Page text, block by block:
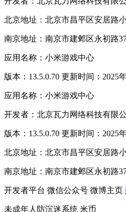
北京地址：北京市昌平区安居路
南京地址：南京市建邺区永初路
应用名称：小米游戏中心
版本：13.5.0.70 更新时间：2025
应用名称：小米游戏中心
开发者：北京瓦力网络科技有限
版本：13.5.0.70 更新时间：2025
北京地址：北京市昌平区安居路
南京地址：南京市建邺区永初路
开发者平台 微信公众号 微博主页
未成年人防沉迷系统 米币